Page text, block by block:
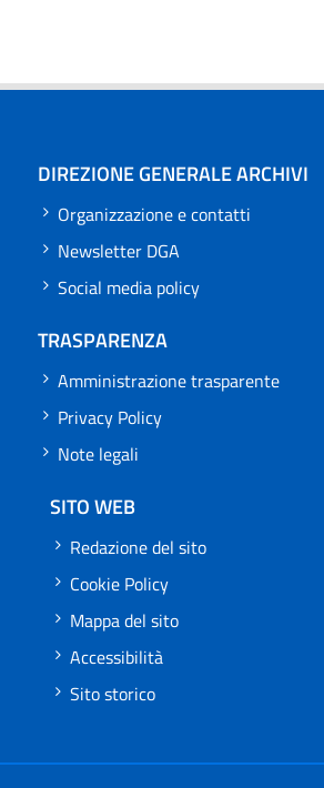
DIREZIONE GENERALE ARCHIVI
Organizzazione e contatti
Newsletter DGA
Social media policy
TRASPARENZA
Amministrazione trasparente
Privacy Policy
Note legali
SITO WEB
Redazione del sito
Cookie Policy
Mappa del sito
Accessibilità
Sito storico